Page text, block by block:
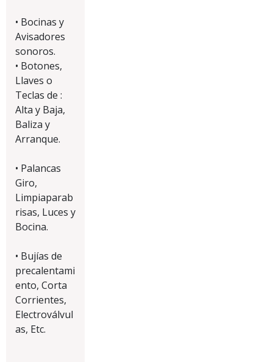
• Bocinas y
Avisadores
sonoros.
• Botones,
Llaves o
Teclas de :
Alta y Baja,
Baliza y
Arranque.
• Palancas
Giro,
Limpiaparab
risas, Luces y
Bocina.
• Bujías de
precalentami
ento, Corta
Corrientes,
Electroválvul
as, Etc.